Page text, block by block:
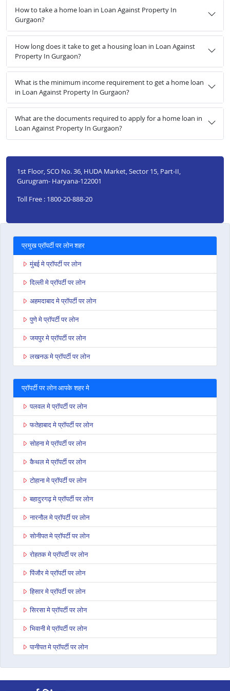
How to take a home loan in Loan Against Property In
Gurgaon?
How long does it take to get a housing loan in Loan Against
Property In Gurgaon?
What is the minimum income requirement to get a home loan
in Loan Against Property In Gurgaon?
What are the documents required to apply for a home loan in
Loan Against Property In Gurgaon?
1st Floor, SCO No. 36, HUDA Market, Sector 15, Part-II,
Gurugram- Haryana-122001
Toll Free : 1800-20-888-20
प्रमुख प्रॉपर्टी पर लोन शहर
मुंबई मे प्रॉपर्टी पर लोन
दिल्ली मे प्रॉपर्टी पर लोन
अहमदाबाद मे प्रॉपर्टी पर लोन
पुणे मे प्रॉपर्टी पर लोन
जयपुर मे प्रॉपर्टी पर लोन
लखनऊ मे प्रॉपर्टी पर लोन
प्रॉपर्टी पर लोन आपके शहर मे
पलवल मे प्रॉपर्टी पर लोन
फतेहाबाद मे प्रॉपर्टी पर लोन
सोहना मे प्रॉपर्टी पर लोन
कैथल मे प्रॉपर्टी पर लोन
टोहाना मे प्रॉपर्टी पर लोन
बहादुरगढ़ मे प्रॉपर्टी पर लोन
नारनौल मे प्रॉपर्टी पर लोन
सोनीपत मे प्रॉपर्टी पर लोन
रोहतक मे प्रॉपर्टी पर लोन
पिंजौर मे प्रॉपर्टी पर लोन
हिसार मे प्रॉपर्टी पर लोन
सिरसा मे प्रॉपर्टी पर लोन
भिवानी मे प्रॉपर्टी पर लोन
पानीपत मे प्रॉपर्टी पर लोन